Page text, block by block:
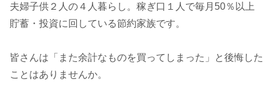
夫婦子供２人の４人暮らし。稼ぎ口１人で毎月50％以上
貯蓄・投資に回している節約家族です。
皆さんは「また余計なものを買ってしまった」と後悔した
ことはありませんか。